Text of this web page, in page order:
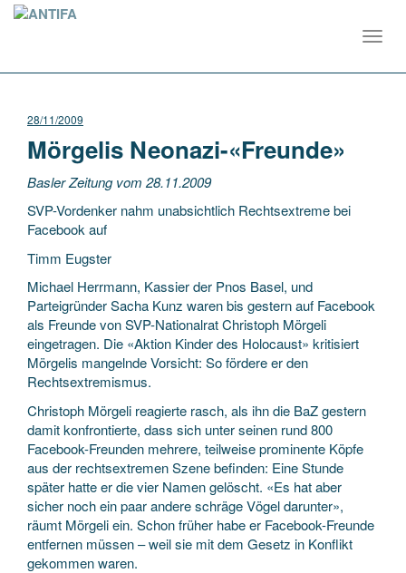
28/11/2009
Mörgelis Neonazi-«Freunde»
Basler Zeitung vom 28.11.2009
SVP-Vordenker nahm unabsichtlich Rechtsextreme bei
Facebook auf
Timm Eugster
Michael Herrmann, Kassier der Pnos Basel, und
Parteigründer Sacha Kunz waren bis gestern auf Facebook
als Freunde von SVP-Nationalrat Christoph Mörgeli
eingetragen. Die «Aktion Kinder des Holocaust» kritisiert
Mörgelis mangelnde Vorsicht: So fördere er den
Rechtsextremismus.
Christoph Mörgeli reagierte rasch, als ihn die BaZ gestern
damit konfrontierte, dass sich unter seinen rund 800
Facebook-Freunden mehrere, teilweise prominente Köpfe
aus der rechtsextremen Szene befinden: Eine Stunde
später hatte er die vier Namen gelöscht. «Es hat aber
sicher noch ein paar andere schräge Vögel darunter»,
räumt Mörgeli ein. Schon früher habe er Facebook-Freunde
entfernen müssen – weil sie mit dem Gesetz in Konflikt
gekommen waren.